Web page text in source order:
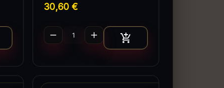
Ajouter au panier
30,60 €
  